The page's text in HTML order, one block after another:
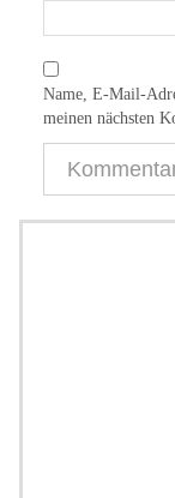
Name, E-Mail-
meinen nächsten